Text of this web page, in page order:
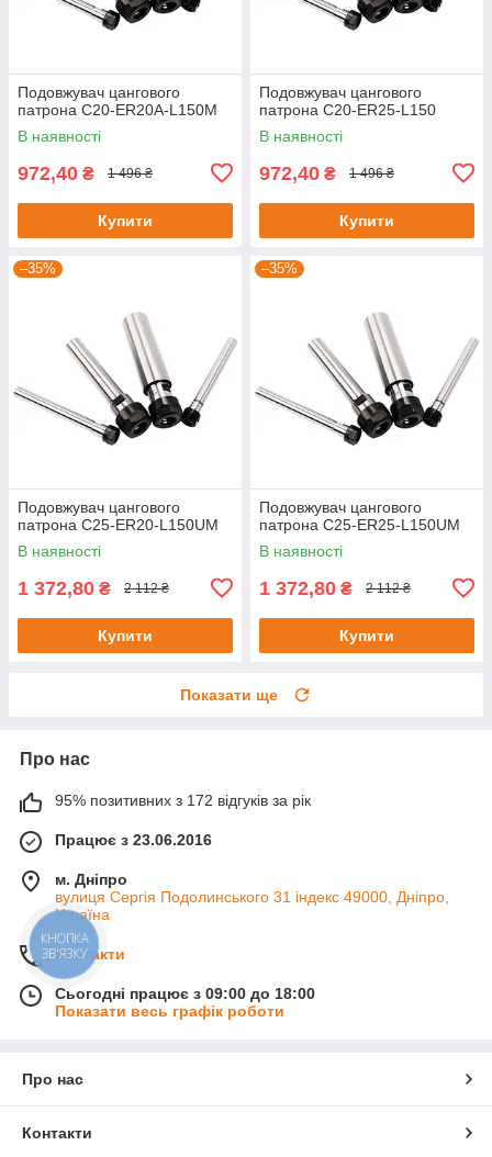
Подовжувач цангового
патрона C20-ER20А-L150M
В наявності
972,40 ₴ 1 496 ₴
Купити
Подовжувач цангового
патрона C20-ER25-L150
В наявності
972,40 ₴ 1 496 ₴
Купити
–35%
Подовжувач цангового
патрона C25-ER20-L150UM
В наявності
1 372,80 ₴ 2 112 ₴
Купити
–35%
Подовжувач цангового
патрона C25-ER25-L150UM
В наявності
1 372,80 ₴ 2 112 ₴
Купити
Показати ще
Про нас
95% позитивних з 172 відгуків за рік
Працює з 23.06.2016
м. Дніпро
вулиця Сергія Подолинського 31 індекс 49000, Дніпро,
Україна
Контакти
Сьогодні працює з 09:00 до 18:00
Показати весь графік роботи
Про нас
Контакти
КНОПКА
ЗВ'ЯЗКУ